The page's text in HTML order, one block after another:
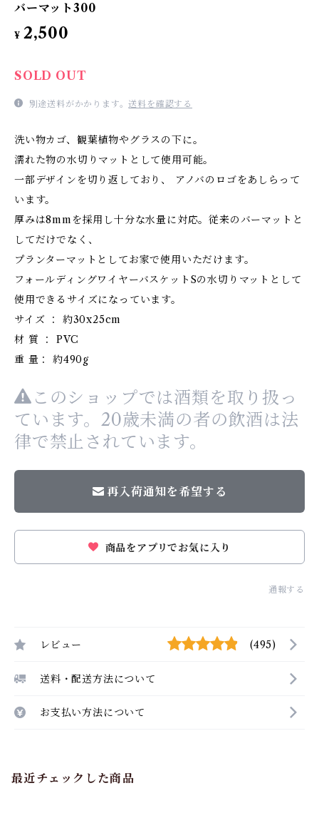
バーマット300
¥ 2,500
SOLD OUT
別途送料がかかります。送料を確認する
洗い物カゴ、観葉植物やグラスの下に。
濡れた物の水切りマットとして使用可能。
一部デザインを切り返しており、 アノバのロゴをあしらって
います。
厚みは8mmを採用し十分な水量に対応。従来のバーマットと
してだけでなく、
プランターマットとしてお家で使用いただけます。
フォールディングワイヤーバスケットSの水切りマットとして
使用できるサイズになっています。
サイズ ： 約30x25cm
材 質 ： PVC
重 量： 約490g
このショップでは酒類を取り扱っ
ています。20歳未満の者の飲酒は法
律で禁止されています。
再入荷通知を希望する
商品をアプリでお気に入り
通報する
レビュー (495)
送料・配送方法について
お支払い方法について
最近チェックした商品